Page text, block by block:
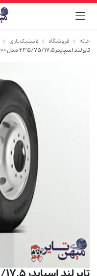
خانه فروشگاه
لاستیک باری
تایر لند اسپایدر 235/75/17.5 مدل AP600 -گل جلو